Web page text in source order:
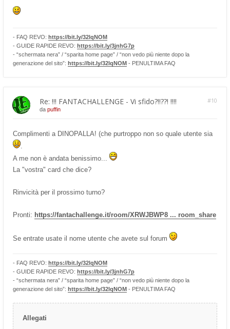
- FAQ REVO: https://bit.ly/32lqNOM
- GUIDE RAPIDE REVO: https://bit.ly/3jnhG7p
- “schermata nera” / “sparita home page” / “non vedo più niente dopo la
generazione del sito”: https://bit.ly/32lqNOM - PENULTIMA FAQ
Re: !!! FANTACHALLENGE - Vi sfido?!!??! !!!! #10
da puffin
Complimenti a DINOPALLA! (che purtroppo non so quale utente sia
A me non è andata benissimo...
La "vostra" card che dice?
Rinvicità per il prossimo turno?
Pronti: https://fantachallenge.it/room/XRWJBWP8 ... room_share
Se entrate usate il nome utente che avete sul forum
- FAQ REVO: https://bit.ly/32lqNOM
- GUIDE RAPIDE REVO: https://bit.ly/3jnhG7p
- “schermata nera” / “sparita home page” / “non vedo più niente dopo la
generazione del sito”: https://bit.ly/32lqNOM - PENULTIMA FAQ
Allegati